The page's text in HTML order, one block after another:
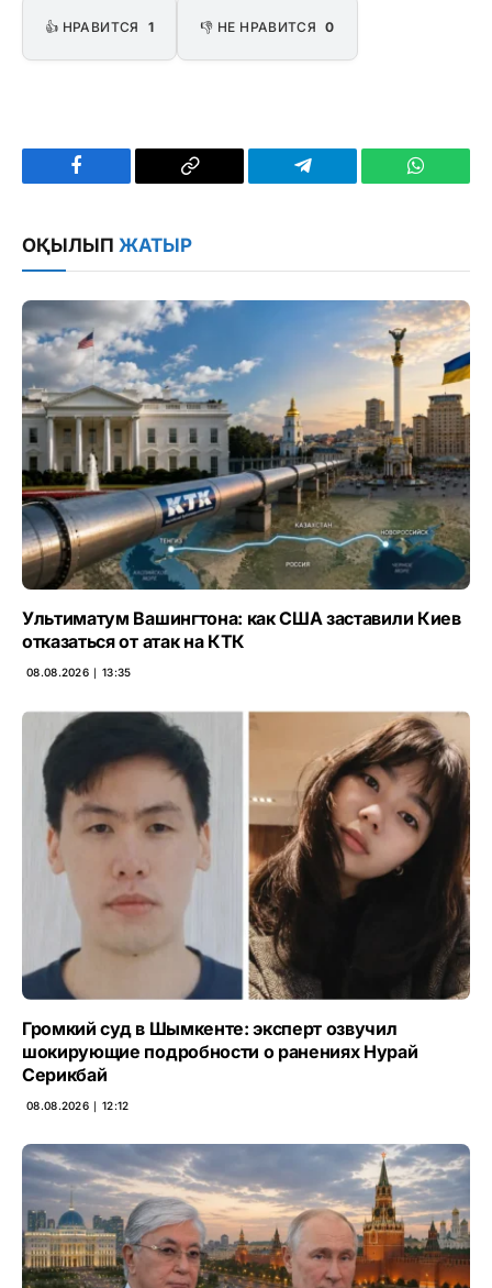
👍 НРАВИТСЯ 1 👎 НЕ НРАВИТСЯ 0
Facebook
Copy
Telegram
ОҚЫЛЫП ЖАТЫР
Ультиматум Вашингтона: как США заставили Киев
отказаться от атак на КТК
08.08.2026 ∣ 13:35
Громкий суд в Шымкенте: эксперт озвучил
шокирующие подробности о ранениях Нурай
Серикбай
08.08.2026 ∣ 12:12